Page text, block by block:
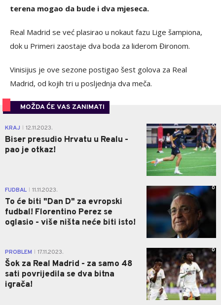
terena mogao da bude i dva mjeseca.
Real Madrid se već plasirao u nokaut fazu Lige šampiona,
dok u Primeri zaostaje dva boda za liderom Đironom.
Vinisijus je ove sezone postigao šest golova za Real
Madrid, od kojih tri u posljednja dva meča.
MOŽDA ĆE VAS ZANIMATI
KRAJ 12.11.2023.
Biser presudio Hrvatu u Realu -
pao je otkaz!
0
FUDBAL 11.11.2023.
To će biti "Dan D" za evropski
fudbal! Florentino Perez se
oglasio - više ništa neće biti isto!
0
PROBLEM 17.11.2023.
Šok za Real Madrid - za samo 48
sati povrijedila se dva bitna
igrača!
0